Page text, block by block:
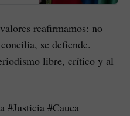
le
reafirmamos: no
se defiende.
libre, crítico y al
#Justicia #Cauca